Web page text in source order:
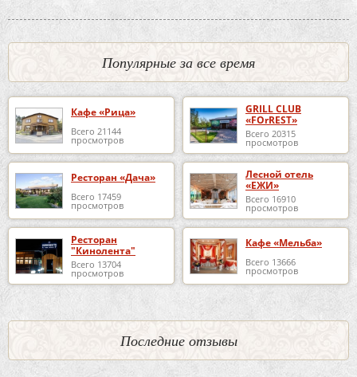
Популярные за все время
Кафе «Рица»
Всего 21144
просмотров
GRILL CLUB
«FOrREST»
Всего 20315
просмотров
Ресторан «Дача»
Всего 17459
просмотров
Лесной отель
«ЕЖИ»
Всего 16910
просмотров
Ресторан
"Кинолента"
Всего 13704
просмотров
Кафе «Мельба»
Всего 13666
просмотров
Последние отзывы